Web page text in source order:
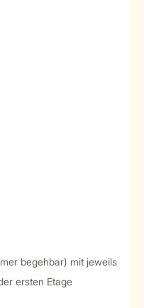
begehbar) mit jeweils
ersten Etage